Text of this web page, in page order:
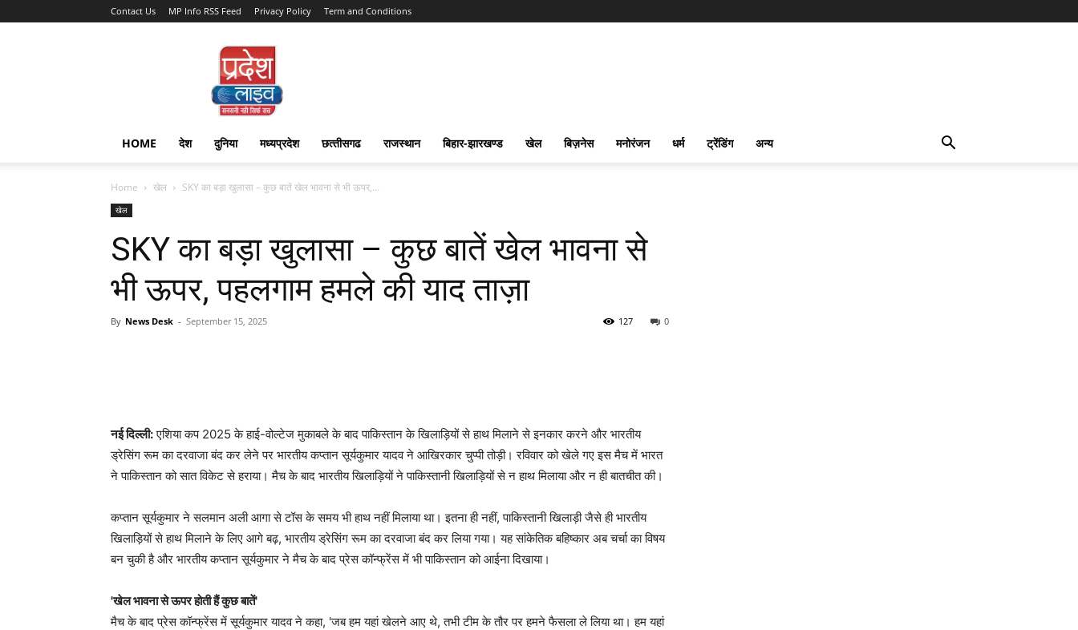
Contact Us MP Info RSS Feed Privacy Policy Term and Conditions
Pradesh
Live
HOME देश दुनिया मध्यप्रदेश छत्‍तीसगढ राजस्‍थान बिहार-झारखण्‍ड खेल बिज़नेस मनोरंजन धर्म ट्रेंडिंग अन्य
Home खेल SKY का बड़ा खुलासा – कुछ बातें खेल भावना से भी ऊपर,...
खेल
SKY का बड़ा खुलासा – कुछ बातें खेल भावना से
भी ऊपर, पहलगाम हमले की याद ताज़ा
By News Desk - September 15, 2025 0
127
नई दिल्ली:एशिया कप 2025 के हाई-वोल्टेज मुकाबले के बाद पाकिस्तान के खिलाड़ियों से हाथ मिलाने से इनकार करने और भारतीय
ड्रेसिंग रूम का दरवाजा बंद कर लेने पर भारतीय कप्तान सूर्यकुमार यादव ने आखिरकार चुप्पी तोड़ी। रविवार को खेले गए इस मैच में भारत
ने पाकिस्तान को सात विकेट से हराया। मैच के बाद भारतीय खिलाड़ियों ने पाकिस्तानी खिलाड़ियों से न हाथ मिलाया और न ही बातचीत की।
कप्तान सूर्यकुमार ने सलमान अली आगा से टॉस के समय भी हाथ नहीं मिलाया था। इतना ही नहीं, पाकिस्तानी खिलाड़ी जैसे ही भारतीय
खिलाड़ियों से हाथ मिलाने के लिए आगे बढ़, भारतीय ड्रेसिंग रूम का दरवाजा बंद कर लिया गया। यह सांकेतिक बहिष्कार अब चर्चा का विषय
बन चुकी है और भारतीय कप्तान सूर्यकुमार ने मैच के बाद प्रेस कॉन्फ्रेंस में भी पाकिस्तान को आईना दिखाया।
'खेल भावना से ऊपर होती हैं कुछ बातें'
मैच के बाद प्रेस कॉन्फ्रेंस में सूर्यकुमार यादव ने कहा, 'जब हम यहां खेलने आए थे, तभी टीम के तौर पर हमने फैसला ले लिया था। हम यहां